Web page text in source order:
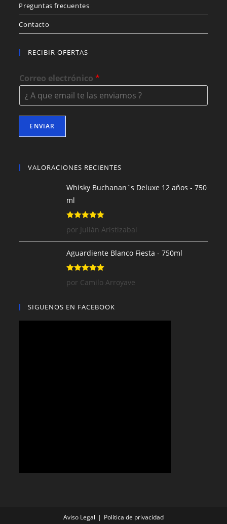
Preguntas frecuentes
Contacto
RECIBIR OFERTAS
Correo electrónico*
ENVIAR
VALORACIONES RECIENTES
Whisky Buchanan´s Deluxe 12 años - 750
ml
Valorado con
por Julián Aristizabal
Aguardiente Blanco Fiesta - 750ml
Valorado con
por Camilo Arroyave
SIGUENOS EN FACEBOOK
Aviso Legal Política de privacidad